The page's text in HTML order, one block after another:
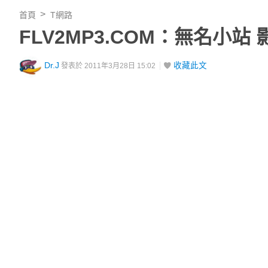
首頁 T網路
FLV2MP3.COM：無名小站
Dr.J 發表於 2011年3月28日 15:02 收藏此文